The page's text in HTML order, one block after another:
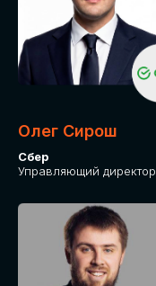
Олег Сирош
Сбер
Управляющий директор